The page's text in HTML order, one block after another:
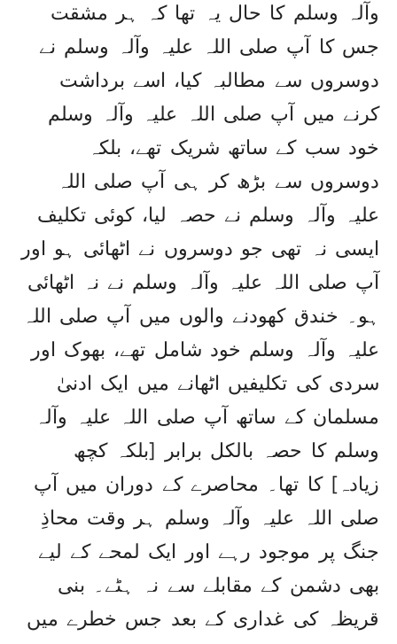
وآلہ وسلم کا حال یہ تھا کہ ہر مشقت
جس کا آپ صلی اللہ علیہ وآلہ وسلم نے
دوسروں سے مطالبہ کیا، اسے برداشت
کرنے میں آپ صلی اللہ علیہ وآلہ وسلم
خود سب کے ساتھ شریک تھے، بلکہ
دوسروں سے بڑھ کر ہی آپ صلی اللہ
علیہ وآلہ وسلم نے حصہ لیا، کوئی تکلیف
ایسی نہ تھی جو دوسروں نے اٹھائی ہو اور
آپ صلی اللہ علیہ وآلہ وسلم نے نہ اٹھائی
ہو۔ خندق کھودنے والوں میں آپ صلی اللہ
علیہ وآلہ وسلم خود شامل تھے، بھوک اور
سردی کی تکلیفیں اٹھانے میں ایک ادنیٰ
مسلمان کے ساتھ آپ صلی اللہ علیہ وآلہ
وسلم کا حصہ بالکل برابر [بلکہ کچھ
زیادہ] کا تھا۔ محاصرے کے دوران میں آپ
صلی اللہ علیہ وآلہ وسلم ہر وقت محاذِ
جنگ پر موجود رہے اور ایک لمحے کے لیے
بھی دشمن کے مقابلے سے نہ ہٹے۔ بنی
قریظہ کی غداری کے بعد جس خطرے میں